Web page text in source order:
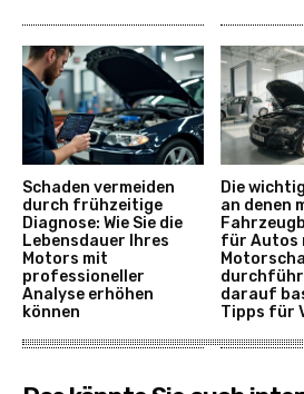
Schaden vermeiden
durch frühzeitige
Diagnose: Wie Sie die
Lebensdauer Ihres
Motors mit
professioneller
Analyse erhöhen
können
Die
an denen
für Autos
darauf
Tipps für